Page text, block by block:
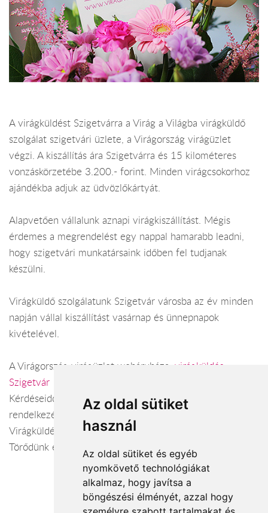
Az oldal sütiket
használ
Az oldal sütiket és egyéb
nyomkövető technológiákat
alkalmaz, hogy javítsa a
böngészési élményét, azzal hogy
A virágküldést Szigetvárra a Virág a Világba virágküldő
szolgálat szigetvári üzlete, a Virágország virágüzlet
végzi. A kiszállítás ára Szigetvárra és 15 kilométeres
vonzáskörzetébe 3.200.- forint. Minden virágcsokorhoz
ajándékba adjuk az üdvözlőkártyát.
Alapvetően vállalunk aznapi virágkiszállítást. Mégis
érdemes a megrendelést egy nappal hamarabb leadni,
hogy szigetvári munkatársaink időben fel tudjanak
készülni.
Virágküldő szolgálatunk Szigetvár városba az év minden
napján vállal kiszállítást vasárnap és ünnepnapok
kivételével.
A Virágország virágüzlet webáruháza: virágküldés
Szigetvár
Kérdéseiddel kapcsolatban örömmel állunk
rendelkezésedre.
Virágküldés Szigetvár
Törődünk egymással
Elfogadott fizetési módok